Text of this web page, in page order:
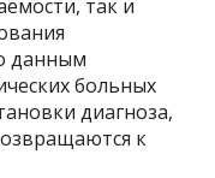
так и
данным
больных
диагноза,
к